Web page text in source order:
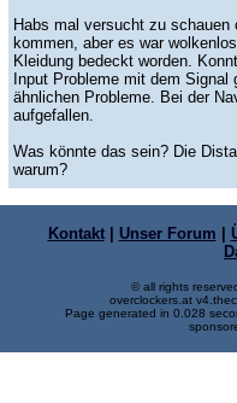
Habs mal versucht zu
kommen, aber es war
Kleidung bedeckt worden.
Input Probleme mit dem
ähnlichen Probleme. Bei der
aufgefallen.
Was könnte das sein? Die
warum?
Kontakt| Unser Forum
© all rights
overclockers.at
Page generated in 0.028